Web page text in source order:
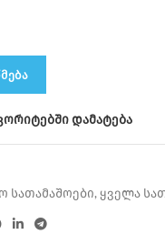
დამატება
სათამაშოები, ყველა